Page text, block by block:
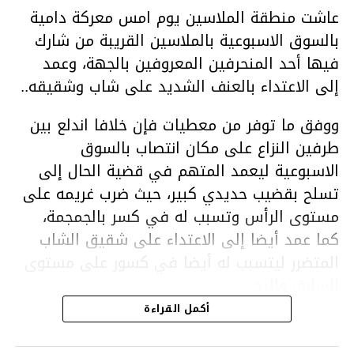
عاشت منطقة الملاسين يوم امس معركة دامية
بالسوق الاسبوعية بالملاسين القريبة من شارك
فيها أحد المنحرفين المعروفين بالجهة، وعمد
إلى الاعتداء بالعنف الشديد على شاب وشقيقه..
ووفق ما توفر من معطيات فإن خلافا اندلع بين
طرفين النزاع على مكان انتصاب بالسوق
الاسبوعية ليعمد المتهم في قضية الحال إلى
تسلح بقضيب حديدي كبير، حيث ضرب غريمه على
مستوى الرأس وتسبب له في كسر بالجمجمة،
كما عمد أيضا إلى الاعتداء على شقيق الشاب
المتضرر ليتسبب له أيضا في كسور على مستوى
هذا وقد تمكن أعوان مركز الأمن الوطني بحي
هلال في توقيت قياسي من محاصرة المشتبه به
أكمل القراءة